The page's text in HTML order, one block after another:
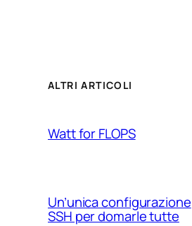
ALTRI ARTICOLI
Watt for FLOPS
Un’unica configurazione
SSH per domarle tutte